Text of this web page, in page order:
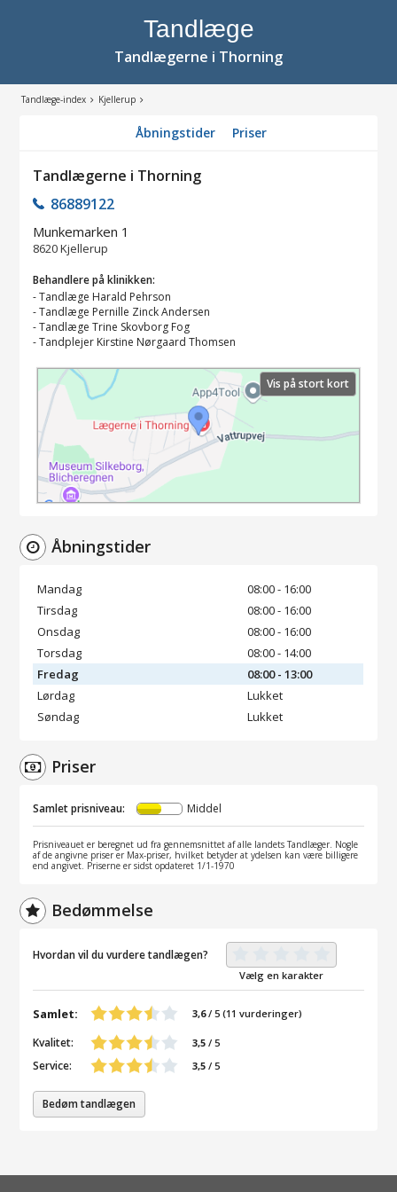
Tandlæge
Tandlægerne i Thorning
Tandlæge-index Kjellerup
Åbningstider Priser
Tandlægerne i Thorning
86889122
Munkemarken 1
8620Kjellerup
Behandlere på klinikken:
-Tandlæge Harald Pehrson
-Tandlæge Pernille Zinck Andersen
-Tandlæge Trine Skovborg Fog
-Tandplejer Kirstine Nørgaard Thomsen
Vis på stort kort
Åbningstider
Mandag
08:00 - 16:00
Tirsdag
08:00 - 16:00
Onsdag
08:00 - 16:00
Torsdag
08:00 - 14:00
Fredag
08:00 - 13:00
Lørdag
Lukket
Søndag
Lukket
Priser
Samlet prisniveau: Middel
Prisniveauet er beregnet ud fra gennemsnittet af alle landets Tandlæger. Nogle
af de angivne priser er Max-priser, hvilket betyder at ydelsen kan være billigere
end angivet. Priserne er sidst opdateret 1/1-1970
Bedømmelse
Hvordan vil du vurdere tandlægen?
Vælg en karakter
Samlet: 3,6/5 (11 vurderinger)
Kvalitet: 3,5 / 5
Service: 3,5 / 5
Bedøm tandlægen